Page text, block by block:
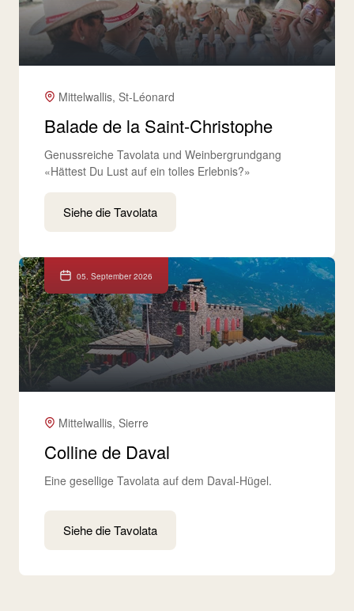
Mittelwallis, St-Léonard
Balade de la Saint-Christophe
Genussreiche Tavolata und Weinbergrundgang
«Hättest Du Lust auf ein tolles Erlebnis?»
Siehe die Tavolata
05. September 2026
Mittelwallis, Sierre
Colline de Daval
Eine gesellige Tavolata auf dem Daval-Hügel.
Siehe die Tavolata